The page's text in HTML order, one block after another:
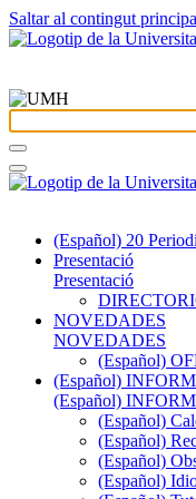
Saltar al contingut
(Español) 20
Presentació
Presentació
NOVEDADES
NOVEDADES
(Español)
(Español)
(Español)
(Español)
(Español)
(Español)
(Español)